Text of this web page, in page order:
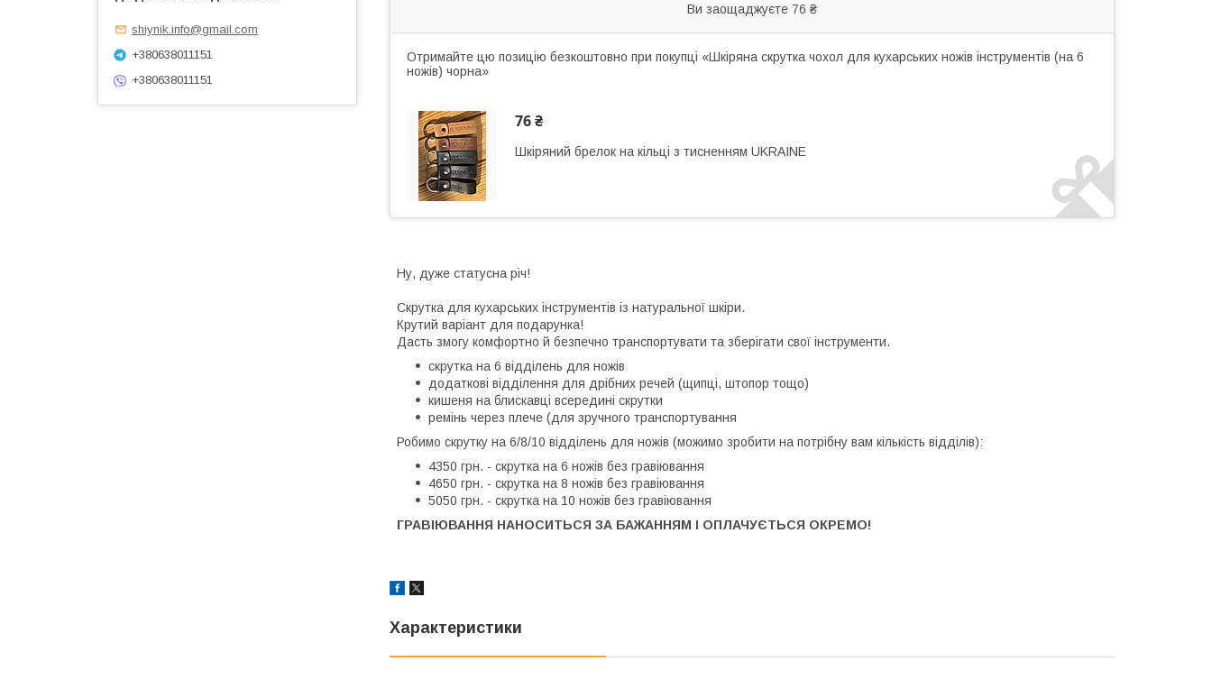
Ви заощаджуєте 76 ₴
Отримайте цю позицію безкоштовно при покупці «Шкіряна скрутка чохол для кухарських ножів інструментів (на 6
ножів) чорна»
76 ₴
Шкіряний брелок на кільці з тисненням UKRAINE
Ну, дуже статусна річ!
Скрутка для кухарських інструментів із натуральної шкіри.
Крутий варіант для подарунка!
Дасть змогу комфортно й безпечно транспортувати та зберігати свої інструменти.
скрутка на 6 відділень для ножів
додаткові відділення для дрібних речей (щипці, штопор тощо)
кишеня на блискавці всередині скрутки
ремінь через плече (для зручного транспортування
Робимо скрутку на 6/8/10 відділень для ножів (можимо зробити на потрібну вам кількість відділів):
4350 грн. - скрутка на 6 ножів без гравіювання
4650 грн. - скрутка на 8 ножів без гравіювання
5050 грн. - скрутка на 10 ножів без гравіювання
ГРАВІЮВАННЯ НАНОСИТЬСЯ ЗА БАЖАННЯМ І ОПЛАЧУЄТЬСЯ ОКРЕМО!
Характеристики
shiynik.info@gmail.com
+380638011151
+380638011151